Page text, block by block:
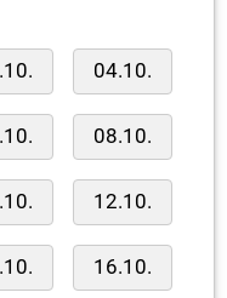
04.10.
08.10.
12.10.
16.10.